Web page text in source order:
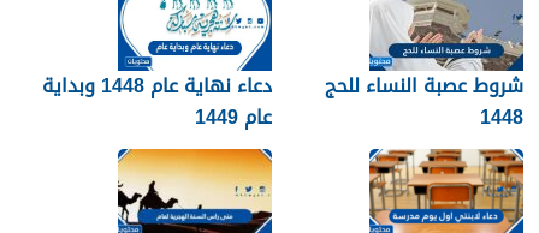
شروط عصبة النساء للحج
1448
دعاء نهاية عام 1448 وبداية
عام 1449